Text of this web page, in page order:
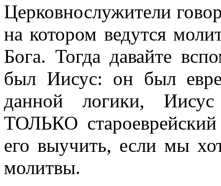
Церковнослужители
на котором ведутся
Бога. Тогда давайте
был Иисус: он был
данной логики,
ТОЛЬКО
его выучить, если мы
молитвы.